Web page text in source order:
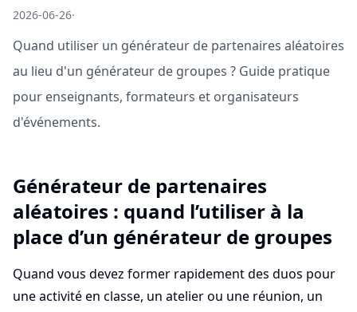
2026-06-26·
Quand utiliser un générateur de partenaires aléatoires
au lieu d'un générateur de groupes ? Guide pratique
pour enseignants, formateurs et organisateurs
d'événements.
Générateur de partenaires
aléatoires : quand l’utiliser à la
place d’un générateur de groupes
Quand vous devez former rapidement des duos pour
une activité en classe, un atelier ou une réunion, un